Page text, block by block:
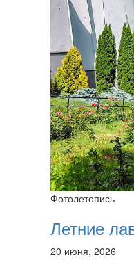
Фотолетопись
Летние
20 июня, 2026